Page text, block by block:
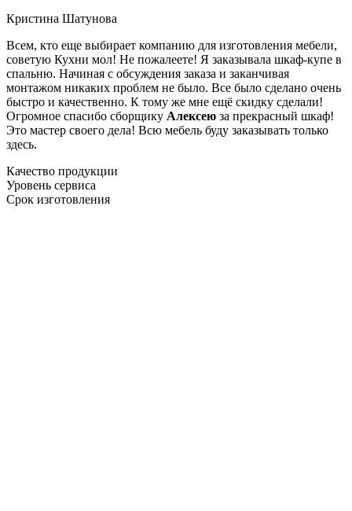
Кристина Шатунова
Всем, кто еще выбирает компанию для изготовления мебели,
советую Кухни мол! Не пожалеете! Я заказывала шкаф-купе в
спальню. Начиная с обсуждения заказа и заканчивая
монтажом никаких проблем не было. Все было сделано очень
быстро и качественно. К тому же мне ещё скидку сделали!
Огромное спасибо сборщику Алексею за прекрасный шкаф!
Это мастер своего дела! Всю мебель буду заказывать только
здесь.
Качество продукции
Уровень сервиса
Срок изготовления